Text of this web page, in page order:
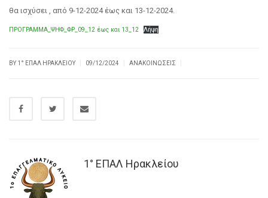
θα ισχύσει , από 9-12-2024 έως και 13-12-2024.
ΠΡΟΓΡΑΜΜΑ_ΨΗΦ_ΦΡ_09_12 έως και 13_12 Λήψη
BY1° ΕΠΑΛ ΗΡΑΚΛΕΊΟΥ 09/12/2024 ΑΝΑΚΟΙΝΏΣΕΙΣ
1° ΕΠΑΛ Ηρακλείου